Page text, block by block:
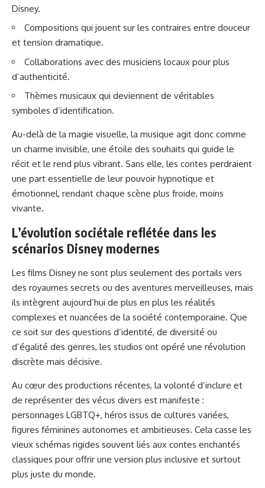
Disney.
Compositions qui jouent sur les contraires entre douceur
et tension dramatique.
Collaborations avec des musiciens locaux pour plus
d’authenticité.
Thèmes musicaux qui deviennent de véritables
symboles d’identification.
Au-delà de la magie visuelle, la musique agit donc comme
un charme invisible, une étoile des souhaits qui guide le
récit et le rend plus vibrant. Sans elle, les contes perdraient
une part essentielle de leur pouvoir hypnotique et
émotionnel, rendant chaque scène plus froide, moins
vivante.
L’évolution sociétale reflétée dans les
scénarios Disney modernes
Les films Disney ne sont plus seulement des portails vers
des royaumes secrets ou des aventures merveilleuses, mais
ils intègrent aujourd’hui de plus en plus les réalités
complexes et nuancées de la société contemporaine. Que
ce soit sur des questions d’identité, de diversité ou
d’égalité des genres, les studios ont opéré une révolution
discrète mais décisive.
Au cœur des productions récentes, la volonté d’inclure et
de représenter des vécus divers est manifeste :
personnages LGBTQ+, héros issus de cultures variées,
figures féminines autonomes et ambitieuses. Cela casse les
vieux schémas rigides souvent liés aux contes enchantés
classiques pour offrir une version plus inclusive et surtout
plus juste du monde.